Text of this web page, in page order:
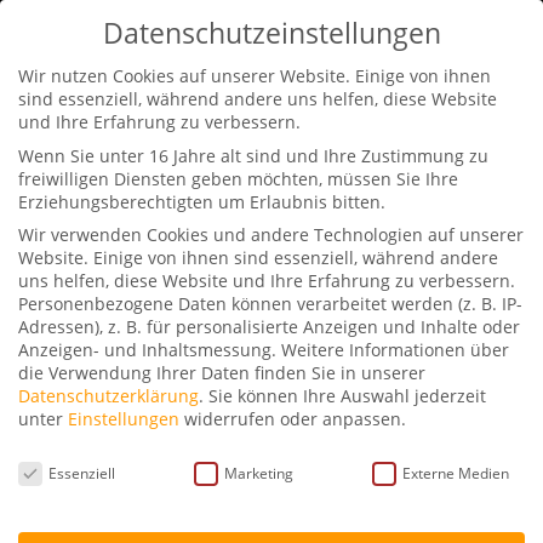
0170-2311441 info@petraschwarz.de
Petra Schwarz im
Gespräch mit Marc
Rudolf
vonPetra Schwarz|Okt. 8, 2022|Podcast|0
Kommentare
Datenschutzeinstellungen
Wir nutzen Cookies auf unserer Website. Einige von ihnen
sind essenziell, während andere uns helfen, diese Website
und Ihre Erfahrung zu verbessern.
Wenn Sie unter 16 Jahre alt sind und Ihre Zustimmung zu
freiwilligen Diensten geben möchten, müssen Sie Ihre
Erziehungsberechtigten um Erlaubnis bitten.
Wir verwenden Cookies und andere Technologien auf unserer
Website. Einige von ihnen sind essenziell, während andere
uns helfen, diese Website und Ihre Erfahrung zu verbessern.
Personenbezogene Daten können verarbeitet werden (z. B. IP-
Adressen), z. B. für personalisierte Anzeigen und Inhalte oder
Anzeigen- und Inhaltsmessung. Weitere Informationen über
die Verwendung Ihrer Daten finden Sie in unserer
Datenschutzerklärung. Sie können Ihre Auswahl jederzeit
unter Einstellungen widerrufen oder anpassen.
Datenschutzeinstellungen
Essenziell Marketing Externe Medien